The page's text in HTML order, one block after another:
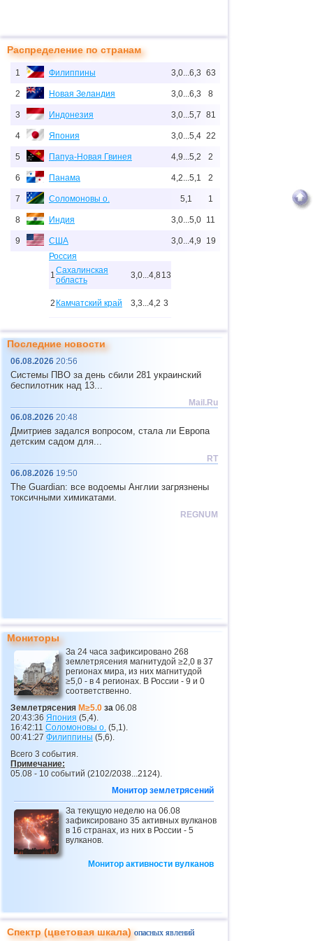
Распределение по странам
1 Филиппины 3,0...6,3 63
2 Новая Зеландия 3,0...6,3 8
3 Индонезия 3,0...5,7 81
4 Япония 3,0...5,4 22
5 Папуа-Новая Гвинея 4,9...5,2 2
6 Панама 4,2...5,1 2
7 Соломоновы о. 5,1 1
8 Индия 3,0...5,0 11
9 США 3,0...4,9 19
Россия
1Сахалинская
область
3,0...4,813
2 Камчатский край 3,3...4,2 3
3Бурятия
3,7 1
4 Чеченская
Республика
5Республика
Северная Осетия
11 Мьянма
12 Фиджи 4,7 1
2
14
Юж. Джорджия и Сандвичевы
о.
15 Мексика
4,4 1
22 Иран
23 Никарагуа 3,1...4,1 4
24 Перу 4,1
25 Коста-Рика
26 Аргентина
28 Карибское море
3,0...3,7 6
30 о.Виргинии (США) 3,2...3,7
31 Турция 3,5...3,7
32 Норвегия
36 Румыния 3,4
Последние новости
06.08.2026 20:56
Системы ПВО за день сбили 281 украинский
беспилотник над 13...
Mail.Ru
06.08.2026 20:48
Дмитриев задался вопросом, стала ли Европа
детским садом для...
RT
06.08.2026 19:50
The Guardian: все водоемы Англии загрязнены
токсичными химикатами.
REGNUM
Мониторы
За 24 часа зафиксировано 268
землетрясения магнитудой ≥2,0 в 37
регионах мира, из них магнитудой
≥5,0 - в 4 регионах. В России - 9 и 0
соответственно.
Землетрясения M≥5.0 за 06.08
20:43:36 Япония (5,4).
16:42:11 Соломоновы о. (5,1).
00:41:27 Филиппины (5,6).
Всего 3 события.
Примечание:
05.08 - 10 событий (2102/2038...2124).
Монитор землетрясений
За текущую неделю на 06.08
зафиксировано 35 активных вулканов
в 16 странах, из них в России - 5
вулканов.
Монитор активности вулканов
Спектр (цветовая шкала)опасных явлений